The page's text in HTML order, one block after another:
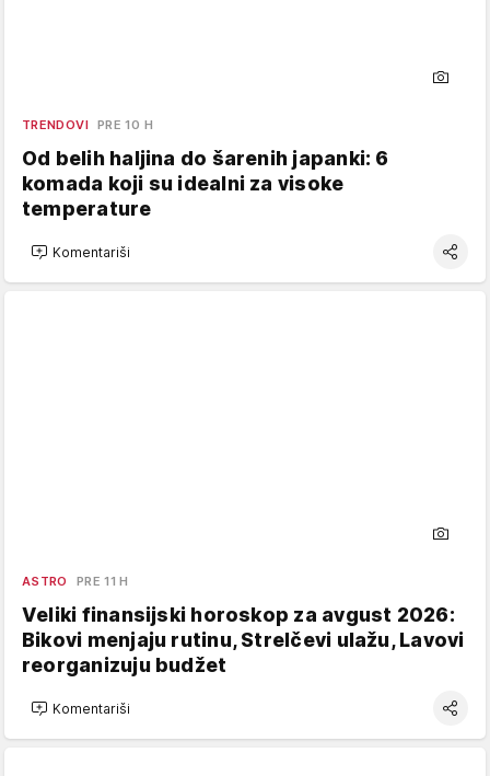
TRENDOVI PRE 10 H
Od belih haljina do šarenih japanki: 6
komada koji su idealni za visoke
temperature
Komentariši
ASTRO PRE 11 H
Veliki finansijski horoskop za avgust 2026:
Bikovi menjaju rutinu, Strelčevi ulažu, Lavovi
reorganizuju budžet
Komentariši